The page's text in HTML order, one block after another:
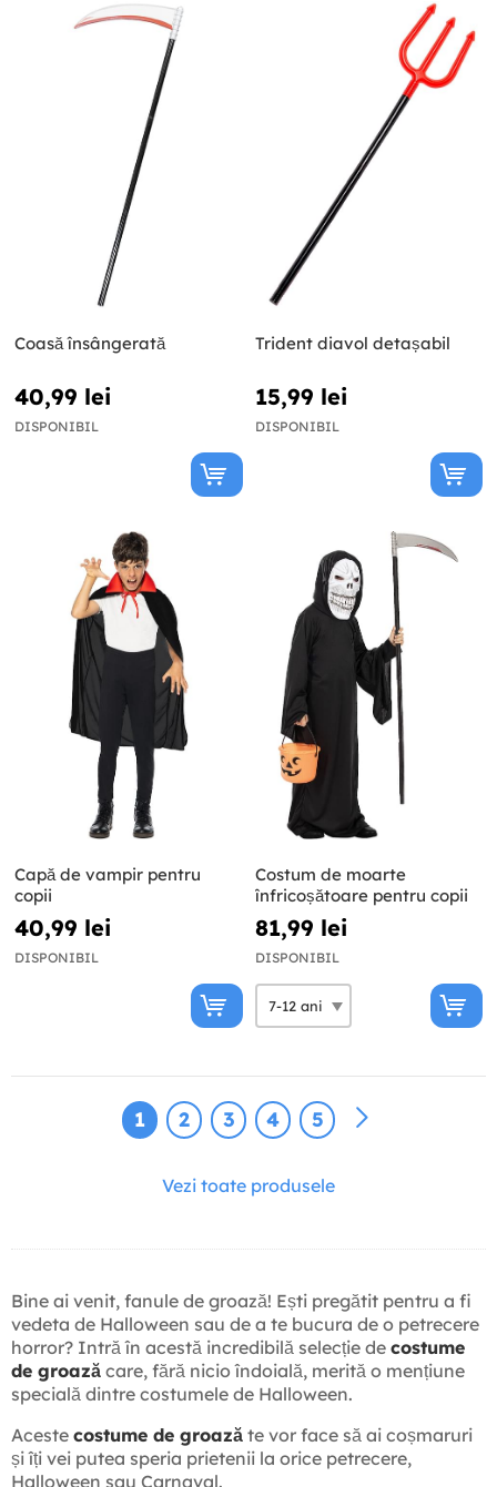
Coasă însângerată
40,99 lei
DISPONIBIL
Trident diavol detașabil
15,99 lei
DISPONIBIL
Capă de vampir pentru
copii
40,99 lei
DISPONIBIL
Costum de moarte
înfricoșătoare pentru copii
81,99 lei
DISPONIBIL
1 2 3 4 5
Vezi toate produsele
Bine ai venit, fanule de groază! Ești pregătit pentru a fi
vedeta de Halloween sau de a te bucura de o petrecere
horror? Intră în acestă incredibilă selecție de costume
de groază care, fără nicio îndoială, merită o mențiune
specială dintre costumele de Halloween.
Aceste costume de groază te vor face să ai coșmaruri
și îți vei putea speria prietenii la orice petrecere,
Halloween sau Carnaval.